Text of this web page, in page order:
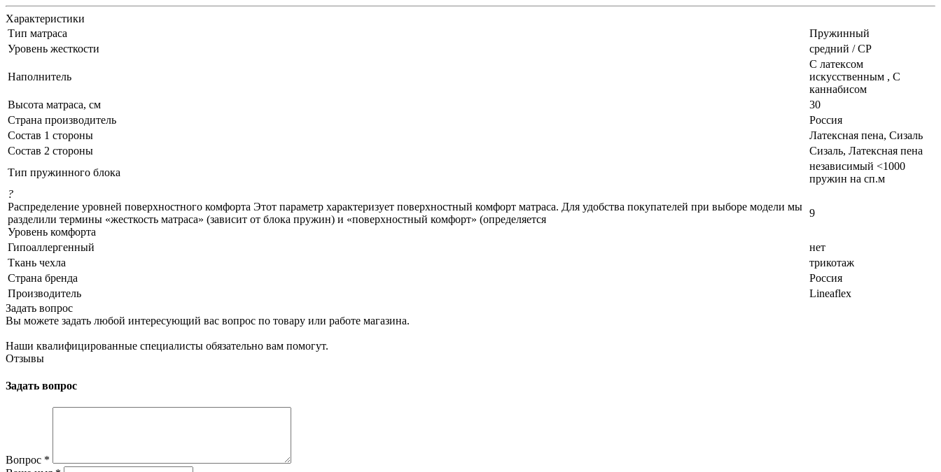
Характеристики
Тип матраса
Пружинный
Уровень жесткости
средний / СР
Наполнитель
С латексом
искусственным , С
каннабисом
Высота матраса, см
30
Страна производитель
Россия
Состав 1 стороны
Латексная пена, Сизаль
Состав 2 стороны
Сизаль, Латексная пена
Тип пружинного блока
независимый <1000
пружин на сп.м
?
Распределение уровней поверхностного комфорта Этот параметр характеризует поверхностный комфорт матраса. Для удобства покупателей при выборе модели мы
разделили термины «жесткость матраса» (зависит от блока пружин) и «поверхностный комфорт» (определяется
Уровень комфорта
9
Гипоаллергенный
нет
Ткань чехла
трикотаж
Страна бренда
Россия
Производитель
Lineaflex
Задать вопрос
Вы можете задать любой интересующий вас вопрос по товару или работе магазина.
Наши квалифицированные специалисты обязательно вам помогут.
Отзывы
Задать вопрос
Вопрос *